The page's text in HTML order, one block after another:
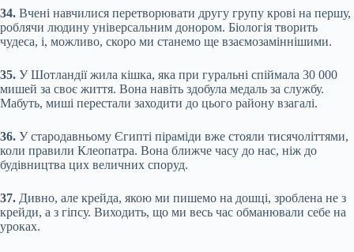
34. Вчені навчилися перетворювати другу групу крові на першу,
роблячи людину універсальним донором. Біологія творить
чудеса, і, можливо, скоро ми станемо ще взаємозаміннішими.
35. У Шотландії жила кішка, яка при гуральні спіймала 30 000
мишей за своє життя. Вона навіть здобула медаль за службу.
Мабуть, миші перестали заходити до цього району взагалі.
36. У стародавньому Єгипті піраміди вже стояли тисячоліттями,
коли правили Клеопатра. Вона ближче часу до нас, ніж до
будівництва цих величних споруд.
37. Дивно, але крейда, якою ми пишемо на дошці, зроблена не з
крейди, а з гіпсу. Виходить, що ми весь час обманювали себе на
уроках.